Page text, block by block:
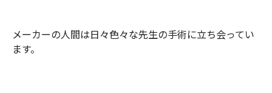
メーカーの人間は日々色々な先生の手術に立ち会ってい
ます。